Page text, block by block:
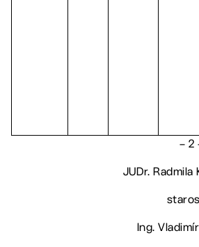
– 2
JUDr. Radmila
Ing.